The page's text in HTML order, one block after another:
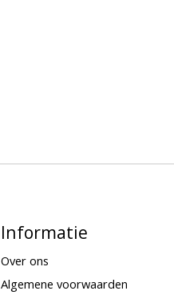
Informatie
Over ons
Algemene voorwaarden